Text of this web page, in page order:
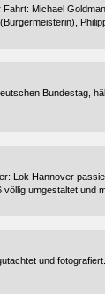
Michael
Bundestag,
Lok Hannover
umgestaltet und
und